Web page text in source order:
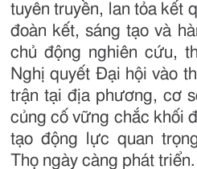
tuyên truyền, lan tỏa kết
đoàn kết, sáng tạo và
chủ động nghiên cứu,
Nghị quyết Đại hội vào
trận tại địa phương, cơ
củng cố vững chắc khối
tạo động lực quan
Thọ ngày càng phát triển.